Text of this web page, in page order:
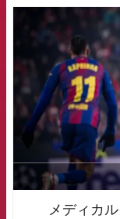
メディカ